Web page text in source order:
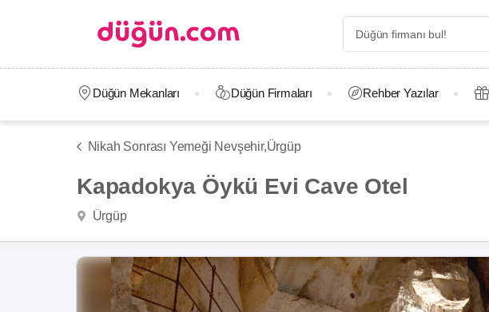
Düğün Mekanları Düğün Firmaları Rehber Yazılar
Nikah Sonrası Yemeği Nevşehir,Ürgüp
Kapadokya Öykü Evi Cave Otel
Ürgüp